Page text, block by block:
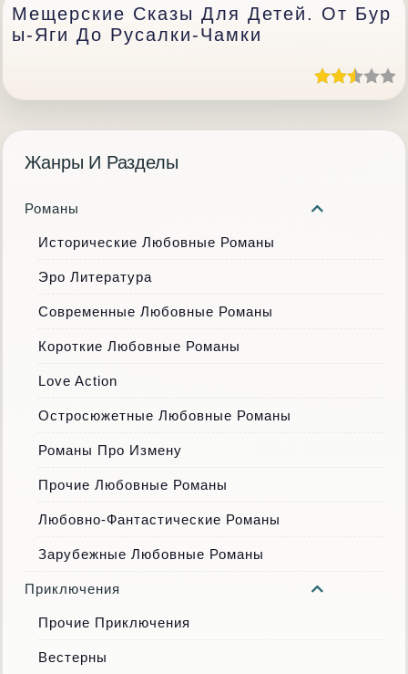
Мещерские Сказы Для Детей. От Бур
Ы-Яги До Русалки-Чамки
Жанры И Разделы
Романы
Исторические Любовные Романы
Эро Литература
Современные Любовные Романы
Короткие Любовные Романы
Love Action
Остросюжетные Любовные Романы
Романы Про Измену
Прочие Любовные Романы
Любовно-Фантастические Романы
Зарубежные Любовные Романы
Приключения
Прочие Приключения
Вестерны